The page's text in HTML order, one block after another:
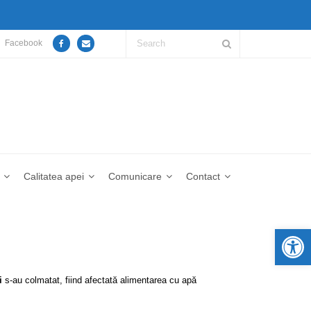
Facebook
Calitatea apei Comunicare Contact
s-au colmatat, fiind afectată alimentarea cu apă